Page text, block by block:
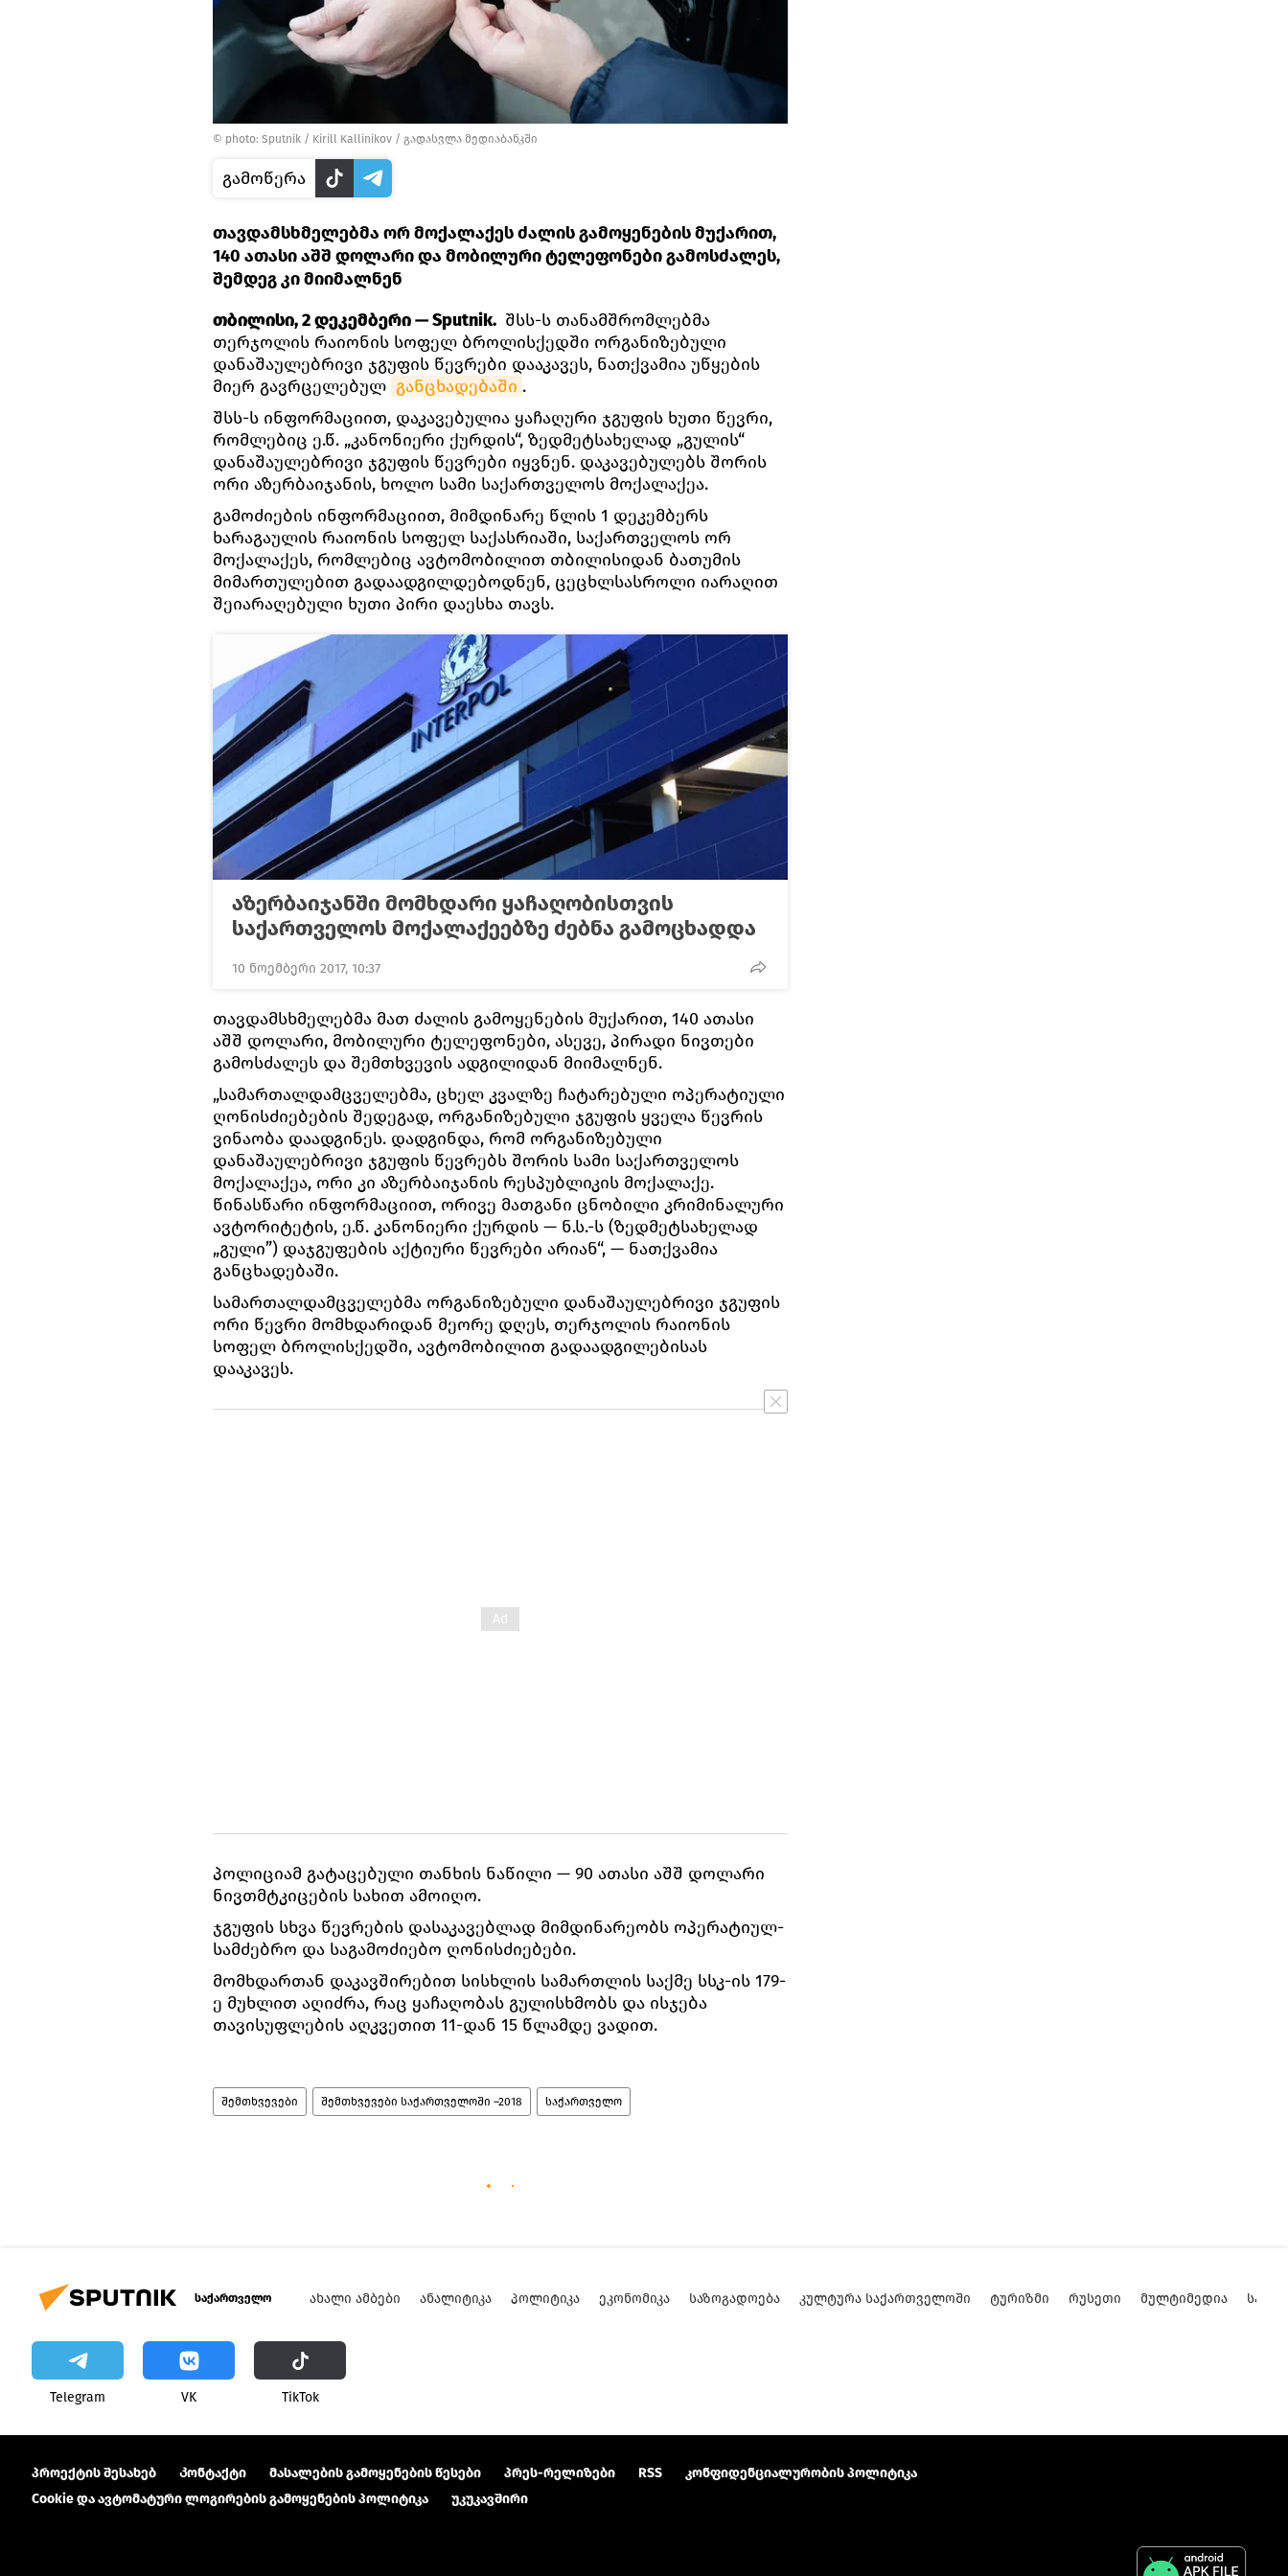
© photo: Sputnik / Kirill Kallinikov / გადასვლა მედიაბანკში
გამოწერა
თავდამსხმელებმა ორ მოქალაქეს ძალის გამოყენების მუქარით,
140 ათასი აშშ დოლარი და მობილური ტელეფონები გამოსძალეს,
შემდეგ კი მიიმალნენ
თბილისი, 2 დეკემბერი — Sputnik. შსს-ს თანამშრომლებმა
თერჯოლის რაიონის სოფელ ბროლისქედში ორგანიზებული
დანაშაულებრივი ჯგუფის წევრები დააკავეს, ნათქვამია უწყების
მიერ გავრცელებულ განცხადებაში .
შსს-ს ინფორმაციით, დაკავებულია ყაჩაღური ჯგუფის ხუთი წევრი,
რომლებიც ე.წ. „კანონიერი ქურდის“, ზედმეტსახელად „გულის“
დანაშაულებრივი ჯგუფის წევრები იყვნენ. დაკავებულებს შორის
ორი აზერბაიჯანის, ხოლო სამი საქართველოს მოქალაქეა.
გამოძიების ინფორმაციით, მიმდინარე წლის 1 დეკემბერს
ხარაგაულის რაიონის სოფელ საქასრიაში, საქართველოს ორ
მოქალაქეს, რომლებიც ავტომობილით თბილისიდან ბათუმის
მიმართულებით გადაადგილდებოდნენ, ცეცხლსასროლი იარაღით
შეიარაღებული ხუთი პირი დაესხა თავს.
აზერბაიჯანში მომხდარი ყაჩაღობისთვის
საქართველოს მოქალაქეებზე ძებნა გამოცხადდა
10 ნოემბერი 2017, 10:37
თავდამსხმელებმა მათ ძალის გამოყენების მუქარით, 140 ათასი
აშშ დოლარი, მობილური ტელეფონები, ასევე, პირადი ნივთები
გამოსძალეს და შემთხვევის ადგილიდან მიიმალნენ.
„სამართალდამცველებმა, ცხელ კვალზე ჩატარებული ოპერატიული
ღონისძიებების შედეგად, ორგანიზებული ჯგუფის ყველა წევრის
ვინაობა დაადგინეს. დადგინდა, რომ ორგანიზებული
დანაშაულებრივი ჯგუფის წევრებს შორის სამი საქართველოს
მოქალაქეა, ორი კი აზერბაიჯანის რესპუბლიკის მოქალაქე.
წინასწარი ინფორმაციით, ორივე მათგანი ცნობილი კრიმინალური
ავტორიტეტის, ე.წ. კანონიერი ქურდის — ნ.ს.-ს (ზედმეტსახელად
„გული”) დაჯგუფების აქტიური წევრები არიან“, — ნათქვამია
განცხადებაში.
სამართალდამცველებმა ორგანიზებული დანაშაულებრივი ჯგუფის
ორი წევრი მომხდარიდან მეორე დღეს, თერჯოლის რაიონის
სოფელ ბროლისქედში, ავტომობილით გადაადგილებისას
დააკავეს.
პოლიციამ გატაცებული თანხის ნაწილი — 90 ათასი აშშ დოლარი
ნივთმტკიცების სახით ამოიღო.
ჯგუფის სხვა წევრების დასაკავებლად მიმდინარეობს ოპერატიულ-
სამძებრო და საგამოძიებო ღონისძიებები.
მომხდართან დაკავშირებით სისხლის სამართლის საქმე სსკ-ის 179-
ე მუხლით აღიძრა, რაც ყაჩაღობას გულისხმობს და ისჯება
თავისუფლების აღკვეთით 11-დან 15 წლამდე ვადით.
შემთხვევები შემთხვევები საქართველოში –2018 საქართველო
საქართველო ᲐᲮᲐᲚᲘ ᲐᲛᲑᲔᲑᲘ ᲐᲜᲐᲚᲘᲢᲘᲙᲐ ᲞᲝᲚᲘᲢᲘᲙᲐ ᲔᲙᲝᲜᲝᲛᲘᲙᲐ ᲡᲐᲖᲝᲒᲐᲓᲝᲔᲑᲐ ᲙᲣᲚᲢᲣᲠᲐ ᲡᲐᲥᲐᲠᲗᲕᲔᲚᲝᲨᲘ ᲢᲣᲠᲘᲖᲛᲘ ᲠᲣᲡᲔᲗᲘ ᲛᲣᲚᲢᲘᲛᲔᲓᲘᲐ
Telegram VK ТikТоk
პროექტის შესახებ Კონტაქტი მასალების გამოყენების წესები პრეს-რელიზები RSS
კონფიდენციალურობის პოლიტიკა
Cookie და ავტომატური ლოგირების გამოყენების პოლიტიკა
უკუკავშირი